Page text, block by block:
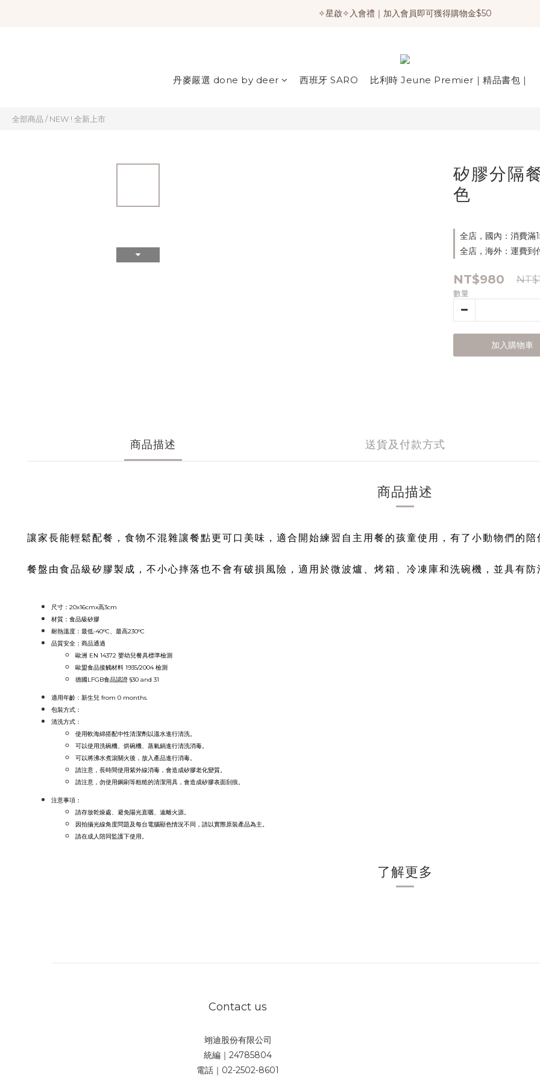
✧星啟✧入會禮｜加入會員即可獲得購物金$50
丹麥嚴選 done by deer 西班牙 SARO 比利時 Jeune Premier｜精品書包｜
全部商品 /NEW ! 全新上市
矽膠分隔
色
全店，國內：消費滿
全店，海外：運費到
NT$980
數量
加入購物車
商品描述 送貨及付款方式
商品描述
讓家長能輕鬆配餐，食物不混雜讓餐點更可口美味，適合開始練習自主用餐的孩童使用，有了小動物們的
餐盤由食品級矽膠製成，不小心摔落也不會有破損風險，適用於微波爐、烤箱、冷凍庫和洗碗機，並具有防
尺寸：20x16cmx高3cm
材質：食品級矽膠
耐熱溫度：最低-40°C、最高230°C
品質安全： 商品通過
歐洲 EN 14372 嬰幼兒餐具標準檢測
歐盟食品接觸材料 1935/2004 檢測
德國LFGB食品認證 §30 and 31
適用年齡：新生兒 from 0 months.
包裝方式：
清洗方式：
使用軟海綿搭配中性清潔劑以溫水進行清洗。
可以使用洗碗機、烘碗機、蒸氣鍋進行清洗消毒。
可以將沸水煮滾關火後，放入產品進行消毒。
請注意，長時間使用紫外線消毒，會造成矽膠老化變質。
請注意，勿使用鋼刷等粗糙的清潔用具，會造成矽膠表面刮痕。
注意事項：
請存放乾燥處、避免陽光直曬、遠離火源。
因拍攝光線角度問題及每台電腦顯色情況不同，請以實際原裝產品為主。
請在成人陪同監護下使用。
了解更多
Contact us
翊迪股份有限公司
統編｜24785804
電話｜02-2502-8601